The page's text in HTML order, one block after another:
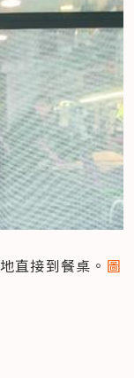
直接到餐桌。 圖